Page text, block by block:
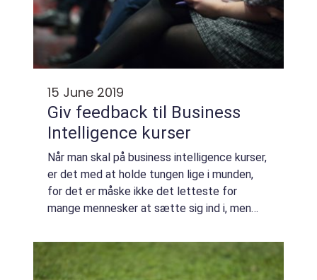
15 June 2019
Giv feedback til Business
Intelligence kurser
Når man skal på business intelligence kurser,
er det med at holde tungen lige i munden,
for det er måske ikke det letteste for
mange mennesker at sætte sig ind i, men
så e...